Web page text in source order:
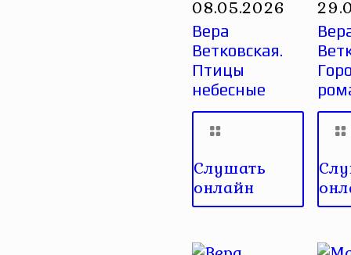
08.05.2026
Вера
Ветковская.
Птицы
небесные
Слушать
онлайн